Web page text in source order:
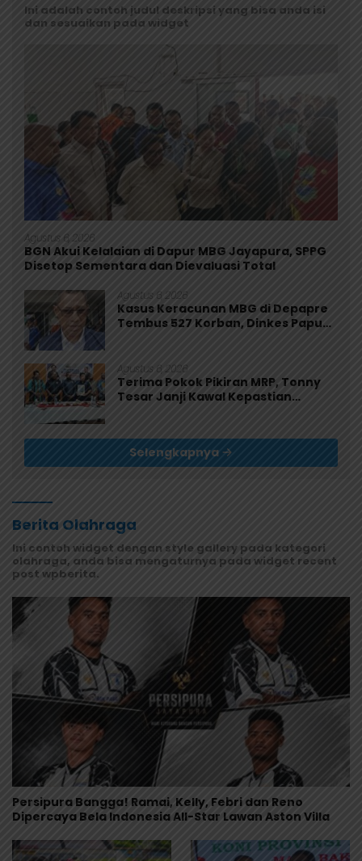
Ini adalah contoh judul deskripsi yang bisa anda isi
dan sesuaikan pada widget
Agustus 6, 2026
BGN Akui Kelalaian di Dapur MBG Jayapura, SPPG
Disetop Sementara dan Dievaluasi Total
Agustus 6, 2026
Kasus Keracunan MBG di Depapre
Tembus 527 Korban, Dinkes Papua
Agustus 6, 2026
Terima Pokok Pikiran MRP, Tonny
Tesar Janji Kawal Kepastian
Selengkapnya
Berita Olahraga
Ini contoh widget dengan style gallery pada kategori
olahraga, anda bisa mengaturnya pada widget recent
post wpberita.
Persipura Bangga! Ramai, Kelly, Febri dan Reno
Dipercaya Bela Indonesia All-Star Lawan Aston Villa